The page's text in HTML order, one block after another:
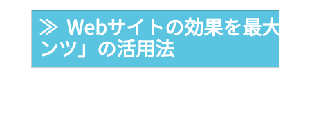
≫  Webサイトの効果を最大化
ンツ」の活用法